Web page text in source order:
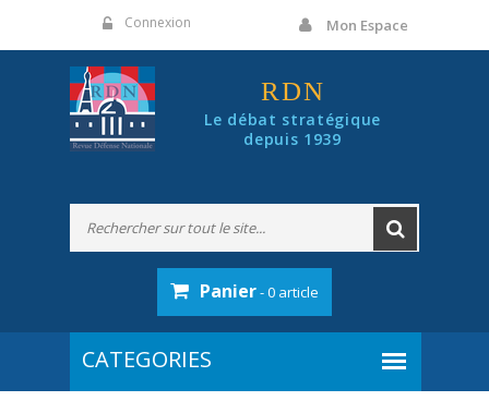
Connexion Mon Espace
RDN
Le débat stratégique
depuis 1939
Panier- 0 article